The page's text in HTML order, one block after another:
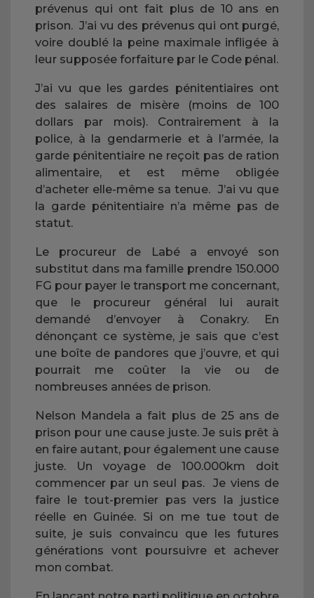
prévenus qui ont fait plus de 10 ans en
prison. J’ai vu des prévenus qui ont purgé,
voire doublé la peine maximale infligée à
leur supposée forfaiture par le Code pénal.
J’ai vu que les gardes pénitentiaires ont
des salaires de misère (moins de 100
dollars par mois). Contrairement à la
police, à la gendarmerie et à l’armée, la
garde pénitentiaire ne reçoit pas de ration
alimentaire, et est même obligée
d’acheter elle-même sa tenue. J’ai vu que
la garde pénitentiaire n’a même pas de
statut.
Le procureur de Labé a envoyé son
substitut dans ma famille prendre 150.000
FG pour payer le transport me concernant,
que le procureur général lui aurait
demandé d’envoyer à Conakry. En
dénonçant ce système, je sais que c’est
une boîte de pandores que j’ouvre, et qui
pourrait me coûter la vie ou de
nombreuses années de prison.
Nelson Mandela a fait plus de 25 ans de
prison pour une cause juste. Je suis prêt à
en faire autant, pour également une cause
juste. Un voyage de 100.000km doit
commencer par un seul pas. Je viens de
faire le tout-premier pas vers la justice
réelle en Guinée. Si on me tue tout de
suite, je suis convaincu que les futures
générations vont poursuivre et achever
mon combat.